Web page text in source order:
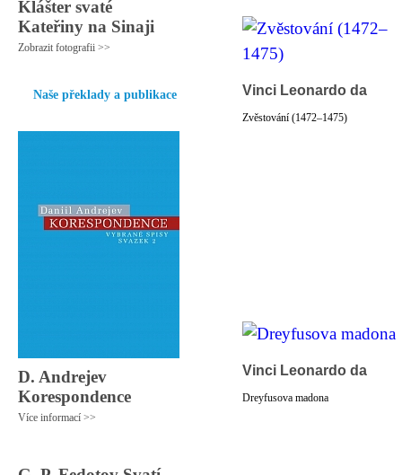
Klášter svaté
Kateřiny na Sinaji
Zobrazit fotografii >>
Naše překlady a publikace
D. Andrejev
Korespondence
Více informací >>
Vinci Leonardo da
Zvěstování (1472–1475)
Vinci Leonardo da
Dreyfusova madona